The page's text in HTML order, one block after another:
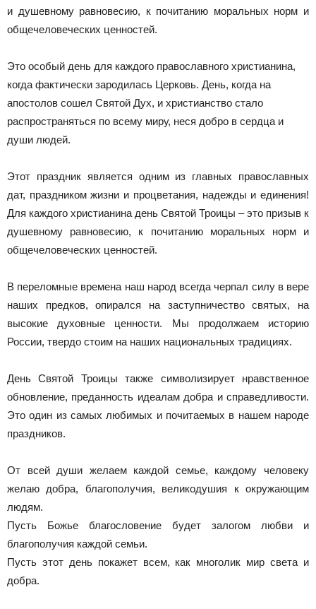
и душевному равновесию, к почитанию моральных норм и
общечеловеческих ценностей.
Это особый день для каждого православного христианина,
когда фактически зародилась Церковь. День, когда на
апостолов сошел Святой Дух, и христианство стало
распространяться по всему миру, неся добро в сердца и
души людей.
Этот праздник является одним из главных православных
дат, праздником жизни и процветания, надежды и единения!
Для каждого христианина день Святой Троицы – это призыв к
душевному равновесию, к почитанию моральных норм и
общечеловеческих ценностей.
В переломные времена наш народ всегда черпал силу в вере
наших предков, опирался на заступничество святых, на
высокие духовные ценности. Мы продолжаем историю
России, твердо стоим на наших национальных традициях.
День Святой Троицы также символизирует нравственное
обновление, преданность идеалам добра и справедливости.
Это один из самых любимых и почитаемых в нашем народе
праздников.
От всей души желаем каждой семье, каждому человеку
желаю добра, благополучия, великодушия к окружающим
людям.
Пусть Божье благословение будет залогом любви и
благополучия каждой семьи.
Пусть этот день покажет всем, как многолик мир света и
добра.